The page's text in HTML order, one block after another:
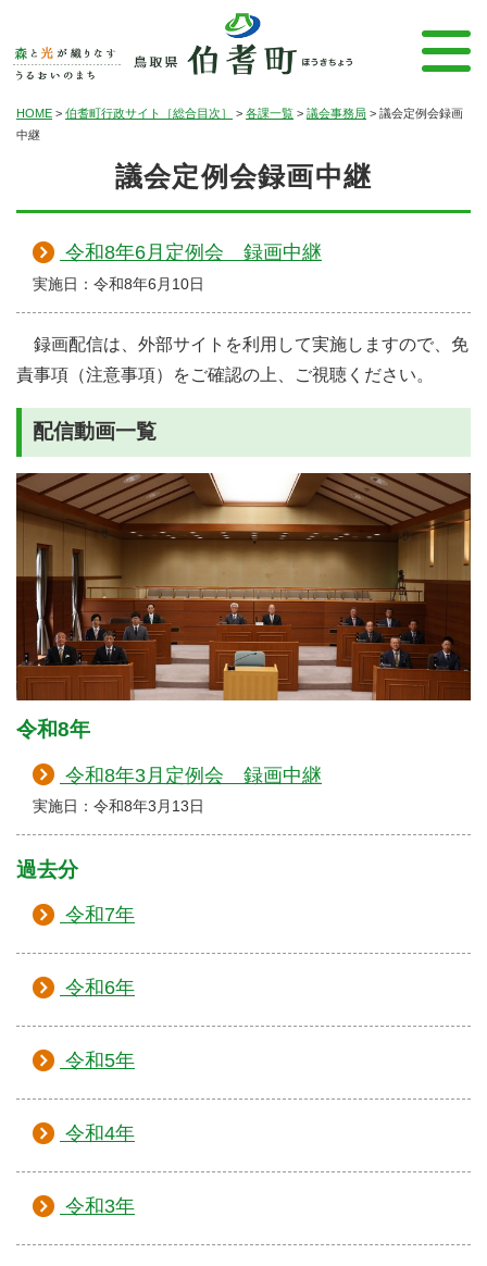
HOME > 伯耆町行政サイト［総合目次］ > 各課一覧 > 議会事務局 > 議会定例会録画
中継
議会定例会録画中継
令和8年6月定例会 録画中継
実施日：令和8年6月10日
録画配信は、外部サイトを利用して実施しますので、免
責事項（注意事項）をご確認の上、ご視聴ください。
配信動画一覧
令和8年
令和8年3月定例会 録画中継
実施日：令和8年3月13日
過去分
令和7年
令和6年
令和5年
令和4年
令和3年